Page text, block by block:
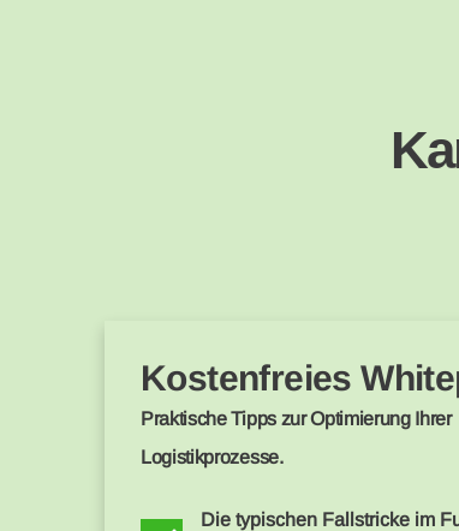
Kostenfreies
Praktische Tipps zur Optimierung Ihrer
Logistikprozesse.
Die typischen Fallstricke im